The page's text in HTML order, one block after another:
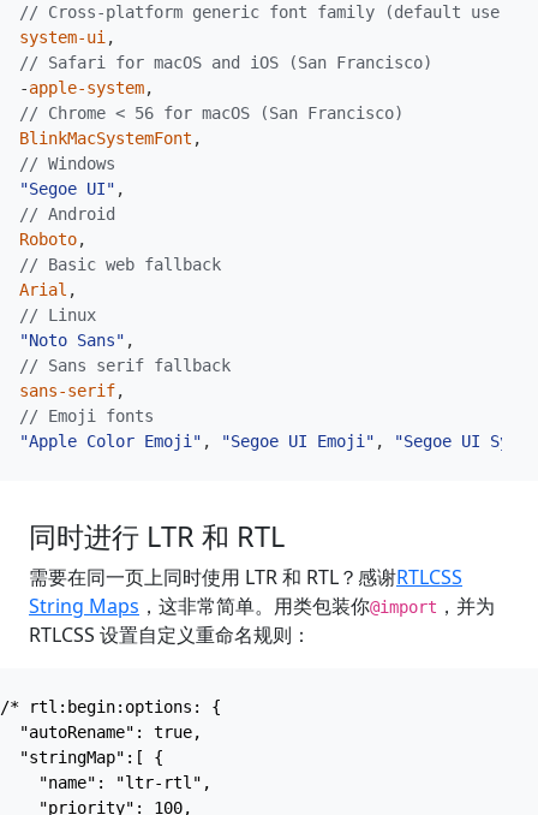
// Cross-platform generic font family (default user
system-ui ,
// Safari for macOS and iOS (San Francisco)
-apple-system,
// Chrome < 56 for macOS (San Francisco)
BlinkMacSystemFont ,
// Windows
"Segoe UI" ,
// Android
Roboto,
// Basic web fallback
Arial ,
// Linux
"Noto Sans" ,
// Sans serif fallback
sans-serif,
// Emoji fonts
"Apple Color Emoji" , "Segoe UI Emoji" , "Segoe UI
同时进行 LTR 和 RTL
需要在同一页上同时使用 LTR 和 RTL？感谢RTLCSS
String Maps ，这非常简单。用类包装你@import ，并为
RTLCSS 设置自定义重命名规则：